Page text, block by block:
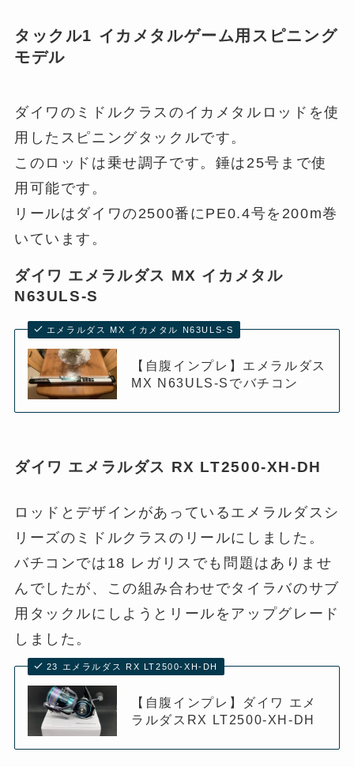
タックル1 イカメタルゲーム用スピニング
モデル
ダイワのミドルクラスのイカメタルロッドを使
用したスピニングタックルです。
このロッドは乗せ調子です。錘は25号まで使
用可能です。
リールはダイワの2500番にPE0.4号を200m巻
いています。
ダイワ エメラルダス MX イカメタル
N63ULS-S
エメラルダス MX イカメタル N63ULS-S
【自腹インプレ】エメラルダス
MX N63ULS-Sでバチコン
ダイワ エメラルダス RX LT2500-XH-DH
ロッドとデザインがあっているエメラルダスシ
リーズのミドルクラスのリールにしました。
バチコンでは18 レガリスでも問題はありませ
んでしたが、この組み合わせでタイラバのサブ
用タックルにしようとリールをアップグレード
しました。
23 エメラルダス RX LT2500-XH-DH
【自腹インプレ】ダイワ エメ
ラルダスRX LT2500-XH-DH